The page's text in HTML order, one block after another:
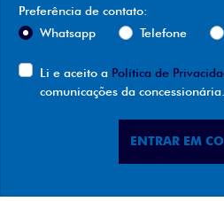
Preferência de contato:
Whatsapp
Telefone
Li e aceito a Política de
comunicações da concessionária.
ENTRAR EM